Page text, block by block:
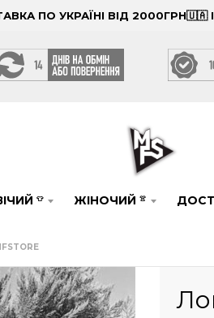
ПО УКРАЇНІ ВІД 2000ГРН🇺🇦
👕 ЖІНОЧИЙ 👚